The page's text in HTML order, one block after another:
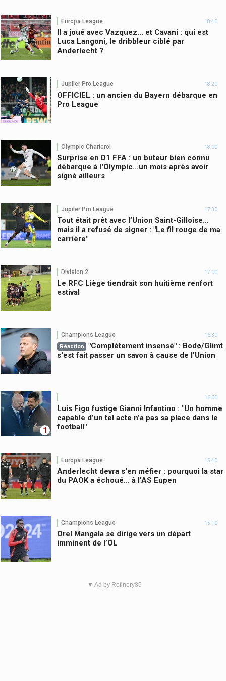
Europa League 18:40
Il a joué avec Vazquez... et Cavani : qui est
Luca Langoni, le dribbleur ciblé par
Anderlecht ?
Jupiler Pro League 18:20
OFFICIEL : un ancien du Bayern débarque en
Pro League
Olympic Charleroi 18:00
Surprise en D1 FFA : un buteur bien connu
débarque à l'Olympic...un mois après avoir
signé ailleurs
Jupiler Pro League 17:30
Tout était prêt avec l’Union Saint-Gilloise…
mais il a refusé de signer : "Le fil rouge de ma
carrière"
Division 2 17:00
Le RFC Liège tiendrait son huitième renfort
estival
Champions League 16:30
Réaction
"Complètement insensé" : Bodø/Glimt
s'est fait passer un savon à cause de l'Union
1
16:00
Luis Figo fustige Gianni Infantino : "Un homme
capable d’un tel acte n’a pas sa place dans le
football"
Europa League 15:40
Anderlecht devra s'en méfier : pourquoi la star
du PAOK a échoué... à l'AS Eupen
Champions League 15:10
Orel Mangala se dirige vers un départ
imminent de l’OL
▼ Ad by Refinery89